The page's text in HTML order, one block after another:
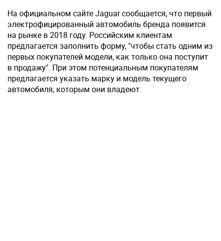
На официальном сайте Jaguar сообщается, что первый
электрофицированный автомобиль бренда появится
на рынке в 2018 году. Российским клиентам
предлагается заполнить форму, "чтобы стать одним из
первых покупателей модели, как только она поступит
в продажу". При этом потенциальным покупателям
предлагается указать марку и модель текущего
автомобиля, которым они владеют.